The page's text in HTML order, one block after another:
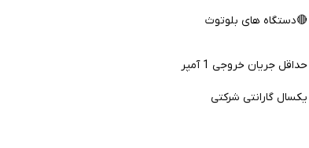
🔴دستگاه های بلوتوث
حداقل جریان خروجی 1 آمپر
یکسال گارانتی شرکتی